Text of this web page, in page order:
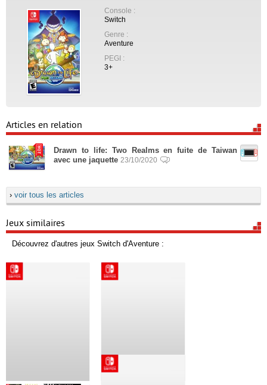
Console :
Switch
Genre :
Aventure
PEGI :
3+
Articles en relation
Drawn to life: Two Realms en fuite de Taiwan
avec une jaquette 23/10/2020
› voir tous les articles
Jeux similaires
Découvrez d'autres jeux Switch d'Aventure :